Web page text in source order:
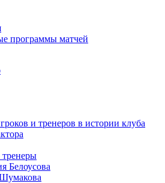
программы матчей
и тренеров в истории клуба
тренеры
Белоусова